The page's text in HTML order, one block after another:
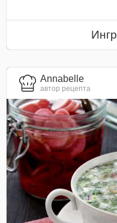
Annabelle
автор рецепта